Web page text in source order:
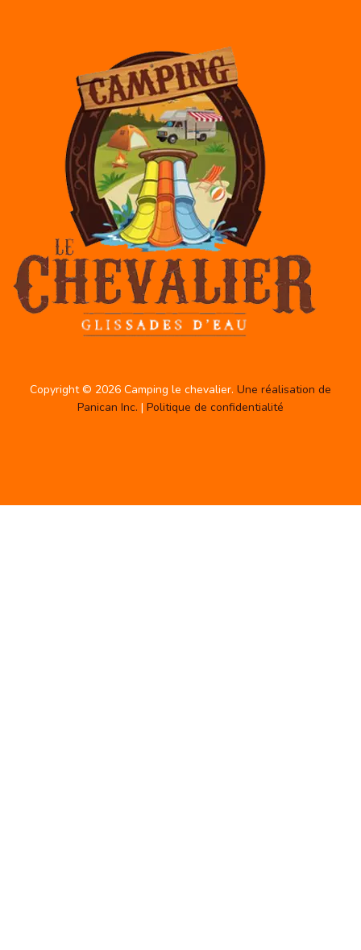
Copyright © 2026 Camping le chevalier. Une réalisation de
Panican Inc. | Politique de confidentialité